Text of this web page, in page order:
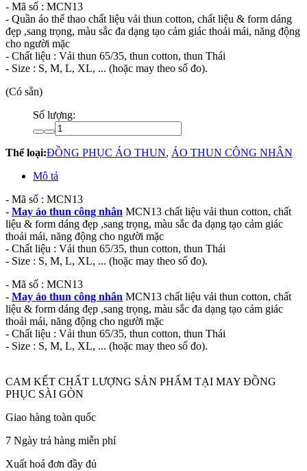
- Mã số : MCN13
- Quần áo thể thao chất liệu vải thun cotton, chất liệu & form dáng
đẹp ,sang trọng, màu sắc đa dạng tạo cảm giác thoải mái, năng động
cho người mặc
- Chất liệu : Vải thun 65/35, thun cotton, thun Thái
- Size : S, M, L, XL, ... (hoặc may theo số đo).
(Có sẵn)
Số lượng:
Thể loại:ĐỒNG PHỤC ÁO THUN, ÁO THUN CÔNG NHÂN
Mô tả
- Mã số : MCN13
- May áo thun công nhân MCN13 chất liệu vải thun cotton, chất
liệu & form dáng đẹp ,sang trọng, màu sắc đa dạng tạo cảm giác
thoải mái, năng động cho người mặc
- Chất liệu : Vải thun 65/35, thun cotton, thun Thái
- Size : S, M, L, XL, ... (hoặc may theo số đo).
- Mã số : MCN13
- May áo thun công nhân MCN13 chất liệu vải thun cotton, chất
liệu & form dáng đẹp ,sang trọng, màu sắc đa dạng tạo cảm giác
thoải mái, năng động cho người mặc
- Chất liệu : Vải thun 65/35, thun cotton, thun Thái
- Size : S, M, L, XL, ... (hoặc may theo số đo).
CAM KẾT CHẤT LƯỢNG SẢN PHẨM TẠI MAY ĐỒNG
PHỤC SÀI GÒN
Giao hàng toàn quốc
7 Ngày trả hàng miễn phí
Xuất hoá đơn đầy đủ